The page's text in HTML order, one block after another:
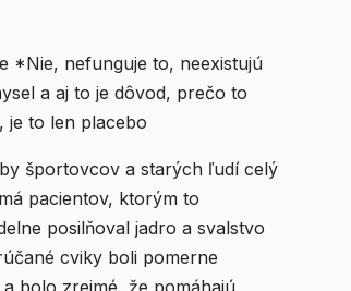
*Nie, nefunguje to, neexistujú
a aj to je dôvod, prečo to
je to len placebo
športovcov a starých ľudí celý
pacientov, ktorým to
posilňoval jadro a svalstvo
cviky boli pomerne